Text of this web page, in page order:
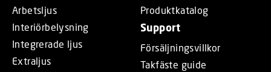
Arbetsljus
Interiörbelysning
Integrerade ljus
Extraljus
Produktkatalog
Support
Försäljningsvillkor
Takfäste guide